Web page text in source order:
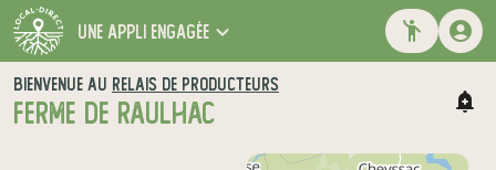
une appli engagée
BIENVENUE AU RELAIS DE PRODUCTEURS
FERME DE RAULHAC